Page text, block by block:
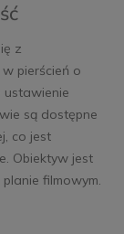
z
pierścień o
ustawienie
są dostępne
co jest
Obiektyw jest
filmowym.